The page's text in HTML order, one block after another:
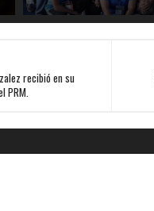
recibió en su
PRM.